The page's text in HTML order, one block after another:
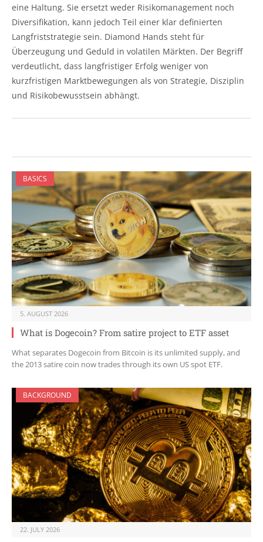
eine Haltung. Sie ersetzt weder Risikomanagement noch
Diversifikation, kann jedoch Teil einer klar definierten
Langfriststrategie sein. Diamond Hands steht für
Überzeugung und Geduld in volatilen Märkten. Der Begriff
verdeutlicht, dass langfristiger Erfolg weniger von
kurzfristigen Marktbewegungen als von Strategie, Disziplin
und Risikobewusstsein abhängt.
BASICS
5. AUGUST 2026
What is Dogecoin? From satire project to ETF asset
What separates Dogecoin from Bitcoin is its unlimited supply, and
the 2013 satire coin now trades through its own US spot ETF.
BACKGROUND
22. JULY 2026